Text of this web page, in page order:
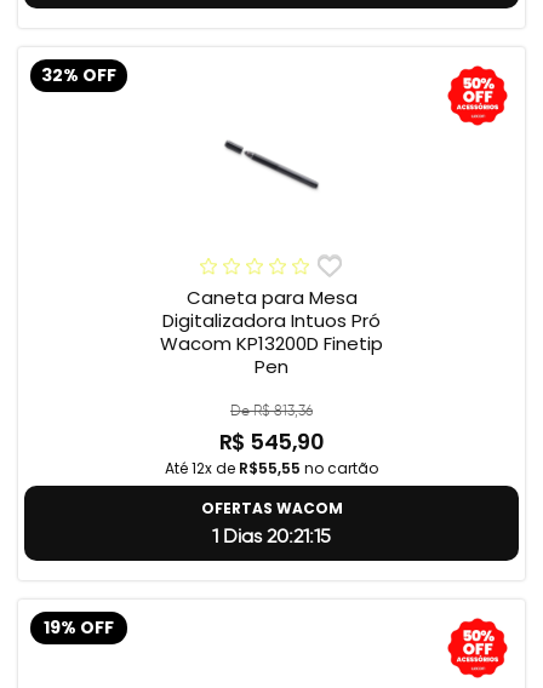
32% OFF
Caneta para Mesa
Digitalizadora Intuos Pró
Wacom KP13200D Finetip
Pen
De R$ 813,36
R$ 545,90
Até 12x de R$55,55 no cartão
OFERTAS WACOM
1 Dias 20:21:14
19% OFF